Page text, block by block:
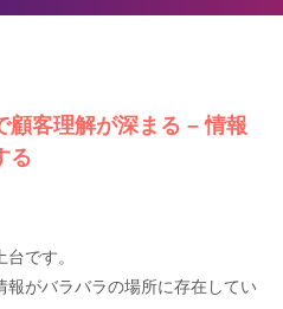
客理解が深まる – 情報
る
です。
報がバラバラの場所に存在してい